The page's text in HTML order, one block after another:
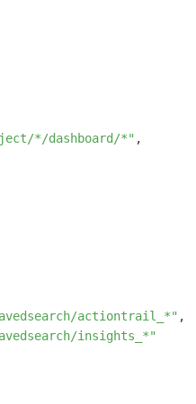
*/dashboard/*" ,
actiontrail_*" ,
insights_*"